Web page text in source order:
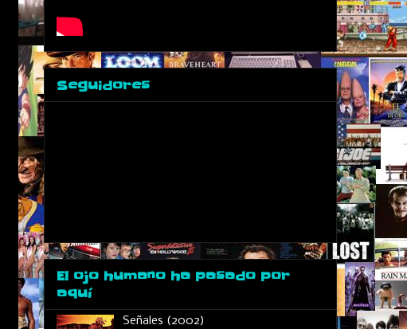
Seguidores
El ojo humano ha pasado por
aquí
Señales (2002)